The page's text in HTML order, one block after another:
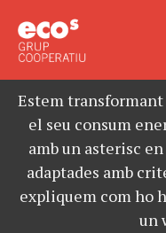
Estem
el seu consum
amb un asterisc
adaptades amb
expliquem com ho
un